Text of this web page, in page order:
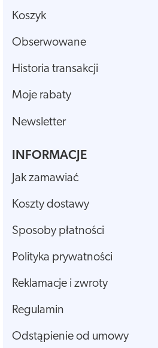
Koszyk
Obserwowane
Historia transakcji
Moje rabaty
Newsletter
INFORMACJE
Jak zamawiać
Koszty dostawy
Sposoby płatności
Polityka prywatności
Reklamacje i zwroty
Regulamin
Odstąpienie od umowy